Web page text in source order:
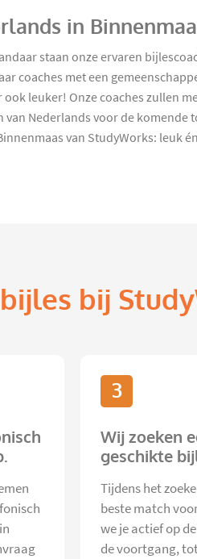
in
staan onze ervaren
coaches met een
leuker! Onze coaches zullen
Nederlands voor de komende
van StudyWorks: leuk
bij
3
Wij zoeken
geschikte
Tijdens het
beste match
we je actief op
de voortgang,